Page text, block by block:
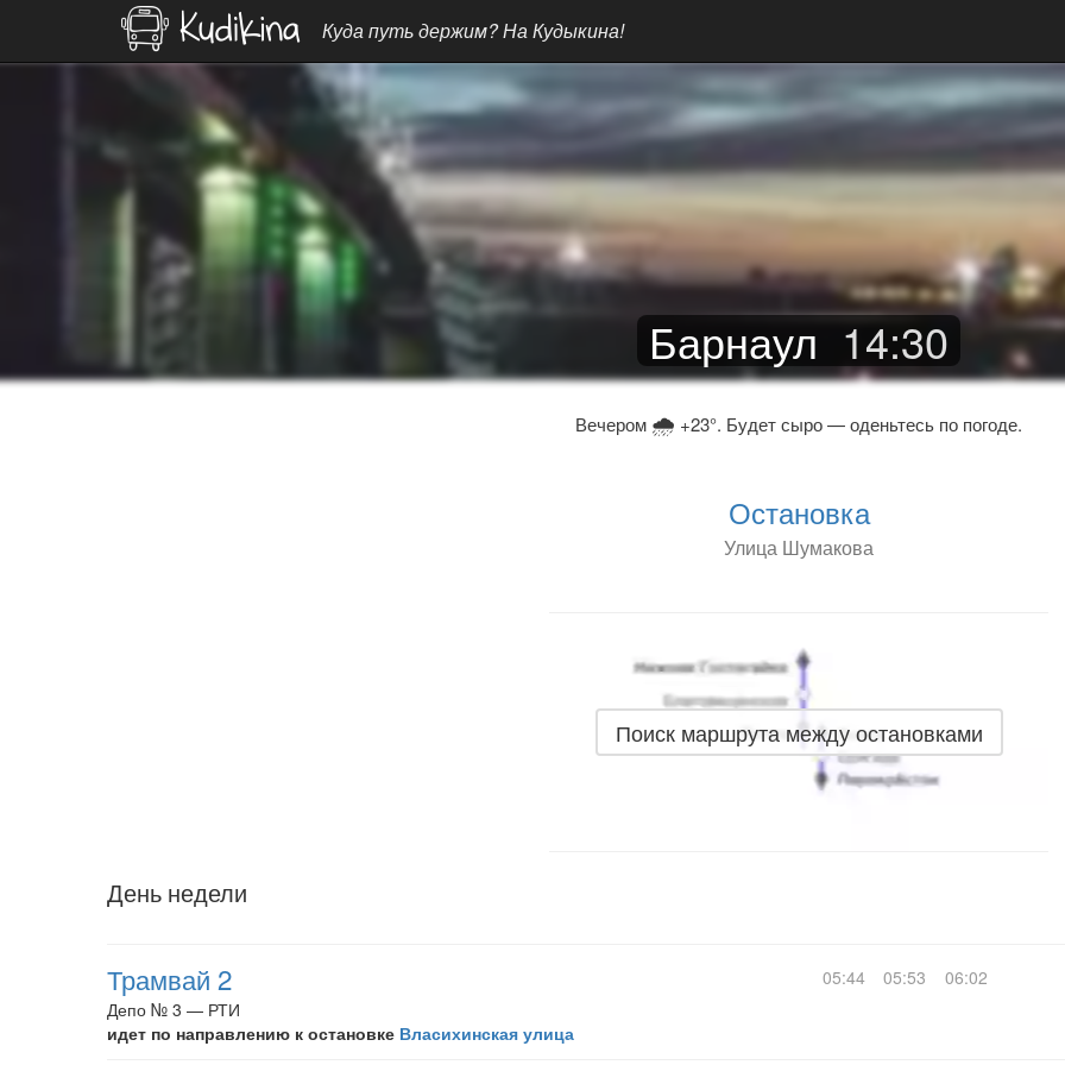
Куда путь держим? На Кудыкина!
Барнаул 14:30
Вечером 🌧 +23°. Будет сыро — оденьтесь по погоде.
Остановка
Улица Шумакова
Поиск маршрута между остановками
День недели
Трамвай 2
Депо № 3 — РТИ
идет по направлению к остановке Власихинская улица
05:44 05:53 06:02